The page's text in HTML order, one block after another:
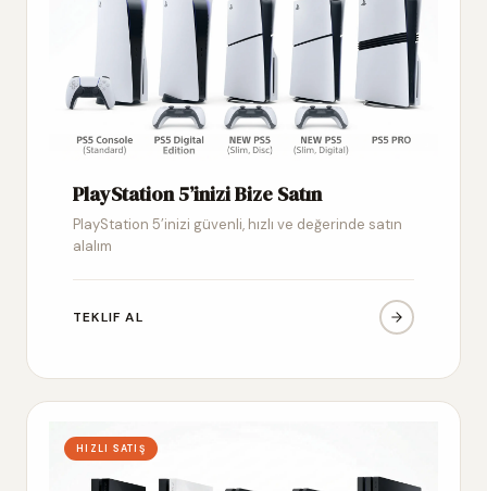
PlayStation 5’inizi Bize Satın
PlayStation 5’inizi güvenli, hızlı ve değerinde satın
alalım
TEKLIF AL
HIZLI SATIŞ